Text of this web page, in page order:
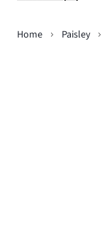
Home Paisley